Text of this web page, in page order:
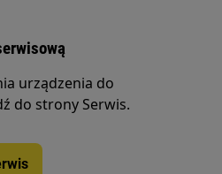
urządzenia do
do strony Serwis.